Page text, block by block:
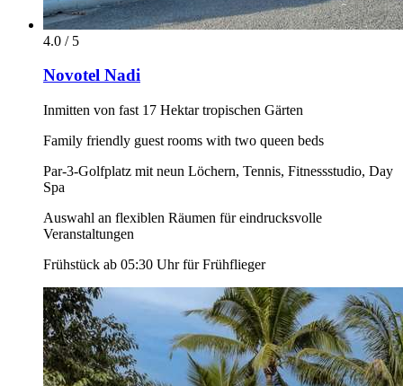
4.0 / 5
Novotel Nadi
Inmitten von fast 17 Hektar tropischen Gärten
Family friendly guest rooms with two queen beds
Par-3-Golfplatz mit neun Löchern, Tennis, Fitnessstudio, Day
Spa
Auswahl an flexiblen Räumen für eindrucksvolle
Veranstaltungen
Frühstück ab 05:30 Uhr für Frühflieger